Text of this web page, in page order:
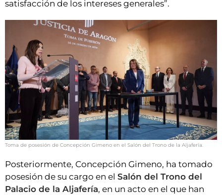
satisfacción de los intereses generales”.
Toma de posesión de Concepción Gimeno en el Salón del Trono de la Aljafería.
Posteriormente, Concepción Gimeno, ha tomado
posesión de su cargo en el Salón del Trono del
Palacio de la Aljafería, en un acto en el que han